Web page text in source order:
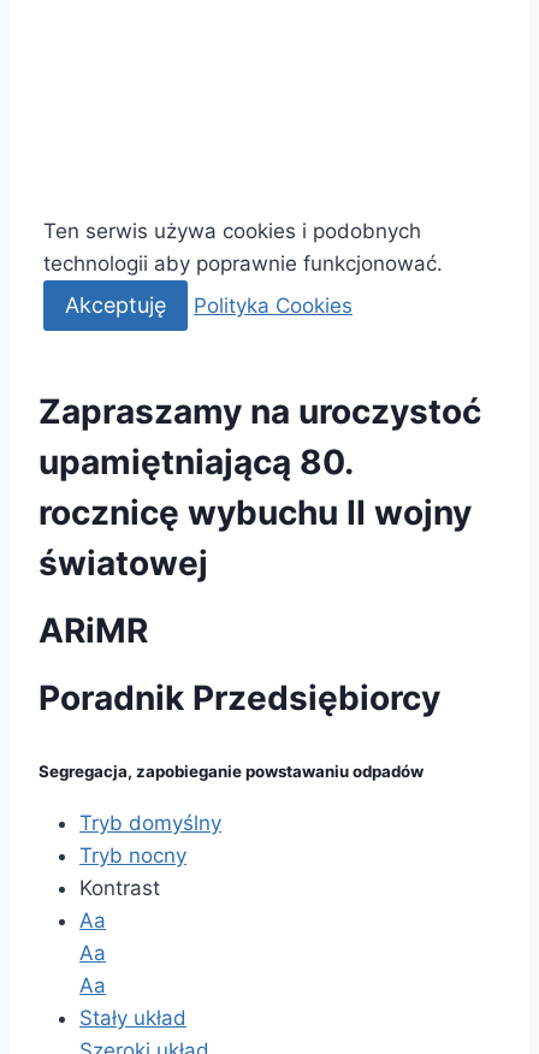
Ten serwis używa cookies i podobnych
technologii aby poprawnie funkcjonować.
Akceptuję Polityka Cookies
Zapraszamy na uroczystoć
upamiętniającą 80.
rocznicę wybuchu II wojny
światowej
ARiMR
Poradnik Przedsiębiorcy
Segregacja, zapobieganie powstawaniu odpadów
Tryb domyślny
Tryb nocny
Kontrast
Aa
Aa
Aa
Stały układ